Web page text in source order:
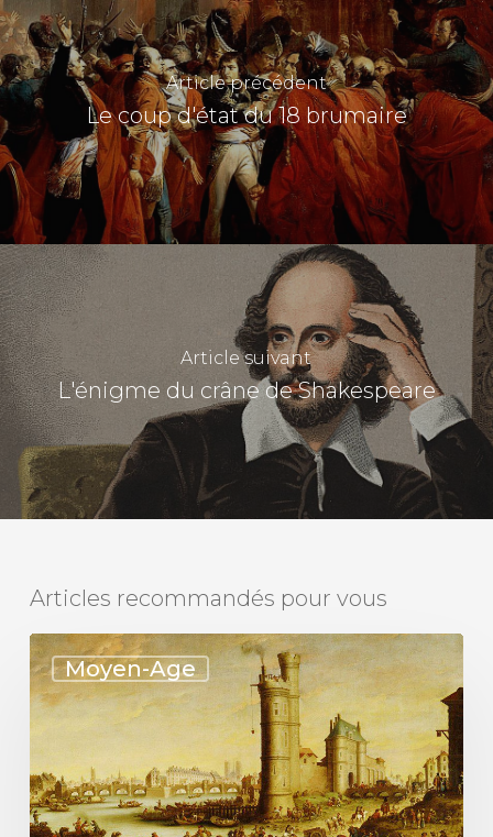
Article précédent
Le coup d'état du 18 brumaire
Article suivant
L'énigme du crâne de Shakespeare
Articles recommandés pour vous
Moyen-Age
Le
scandale
la
tour
de